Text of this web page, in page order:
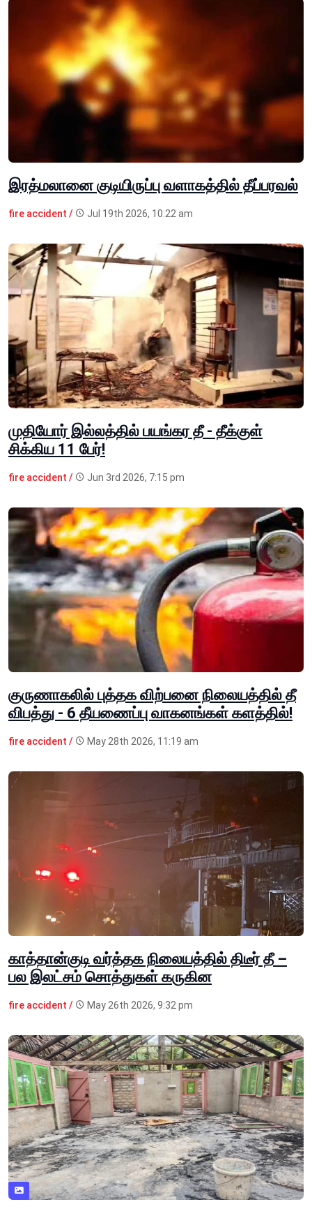
இரத்மலானை குடியிருப்பு வளாகத்தில் தீப்பரவல்
fire accident / Jul 19th 2026, 10:22 am
முதியோர் இல்லத்தில் பயங்கர தீ - தீக்குள்
சிக்கிய 11 பேர்!
fire accident / Jun 3rd 2026, 7:15 pm
குருணாகலில் புத்தக விற்பனை நிலையத்தில் தீ
விபத்து - 6 தீயணைப்பு வாகனங்கள் களத்தில்!
fire accident / May 28th 2026, 11:19 am
காத்தான்குடி வர்த்தக நிலையத்தில் திடீர் தீ –
பல இலட்சம் சொத்துகள் கருகின
fire accident / May 26th 2026, 9:32 pm